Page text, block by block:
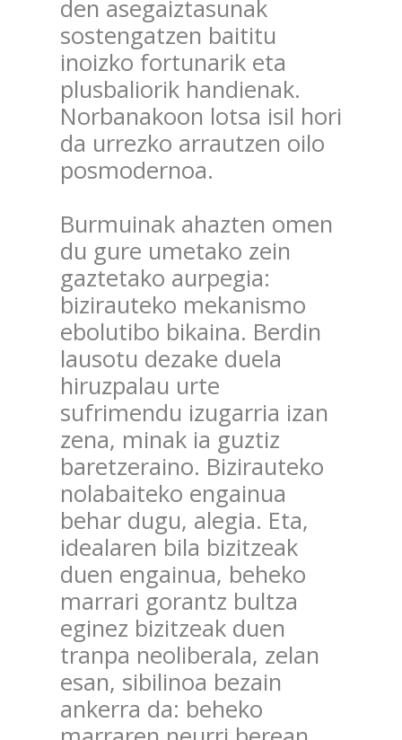
den asegaiztasunak
sostengatzen baititu
inoizko fortunarik eta
plusbaliorik handienak.
Norbanakoon lotsa isil hori
da urrezko arrautzen oilo
posmodernoa.
Burmuinak ahazten omen
du gure umetako zein
gaztetako aurpegia:
bizirauteko mekanismo
ebolutibo bikaina. Berdin
lausotu dezake duela
hiruzpalau urte
sufrimendu izugarria izan
zena, minak ia guztiz
baretzeraino. Bizirauteko
nolabaiteko engainua
behar dugu, alegia. Eta,
idealaren bila bizitzeak
duen engainua, beheko
marrari gorantz bultza
eginez bizitzeak duen
tranpa neoliberala, zelan
esan, sibilinoa bezain
ankerra da: beheko